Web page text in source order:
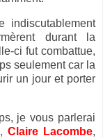
indiscutablement
durant la
ci fut combattue,
seulement car la
un jour et porter
je vous parlerai
,Claire Lacombe,